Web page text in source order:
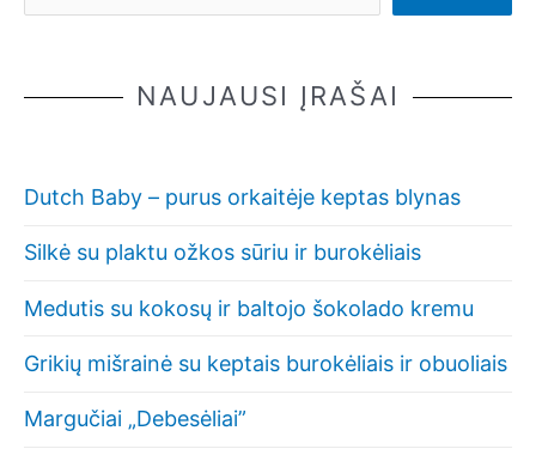
NAUJAUSI ĮRAŠAI
Dutch Baby – purus orkaitėje keptas blynas
Silkė su plaktu ožkos sūriu ir burokėliais
Medutis su kokosų ir baltojo šokolado kremu
Grikių mišrainė su keptais burokėliais ir obuoliais
Margučiai „Debesėliai”